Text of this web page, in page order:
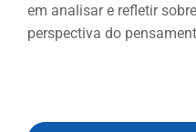
em analisar e refletir
perspectiva do